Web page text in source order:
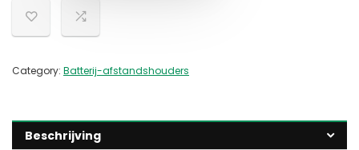
Category: Batterij-afstandshouders
Beschrijving